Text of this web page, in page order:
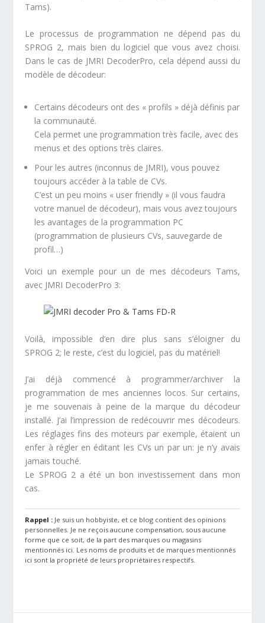
Tams).
Le processus de programmation ne dépend pas du
SPROG 2, mais bien du logiciel que vous avez choisi.
Dans le cas de JMRI DecoderPro, cela dépend aussi du
modèle de décodeur:
Certains décodeurs ont des « profils » déjà définis par
la communauté.
Cela permet une programmation très facile, avec des
menus et des options très claires.
Pour les autres (inconnus de JMRI), vous pouvez
toujours accéder à la table de CVs.
C’est un peu moins « user friendly » (il vous faudra
votre manuel de décodeur), mais vous avez toujours
les avantages de la programmation PC
(programmation de plusieurs CVs, sauvegarde de
profil…)
Voici un exemple pour un de mes décodeurs Tams,
avec JMRI DecoderPro 3:
Voilà, impossible d’en dire plus sans s’éloigner du
SPROG 2; le reste, c’est du logiciel, pas du matériel!
J’ai déjà commencé à programmer/archiver la
programmation de mes anciennes locos. Sur certains,
je me souvenais à peine de la marque du décodeur
installé. J’ai l’impression de redécouvrir mes décodeurs.
Les réglages fins des moteurs par exemple, étaient un
enfer à régler en éditant les CVs un par un: je n’y avais
jamais touché.
Le SPROG 2 a été un bon investissement dans mon
cas.
Rappel : Je suis un hobbyiste, et ce blog contient des opinions
personnelles. Je ne reçois aucune compensation, sous aucune
forme que ce soit, de la part des marques ou magasins
mentionnés ici. Les noms de produits et de marques mentionnés
ici sont la propriété de leurs propriétaires respectifs.